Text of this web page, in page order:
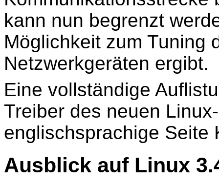
kann nun begrenzt
Möglichkeit zum Tuning
Netzwerkgeräten ergibt.
Eine vollständige
Treiber des neuen
englischsprachige Seite
Ausblick auf Linux